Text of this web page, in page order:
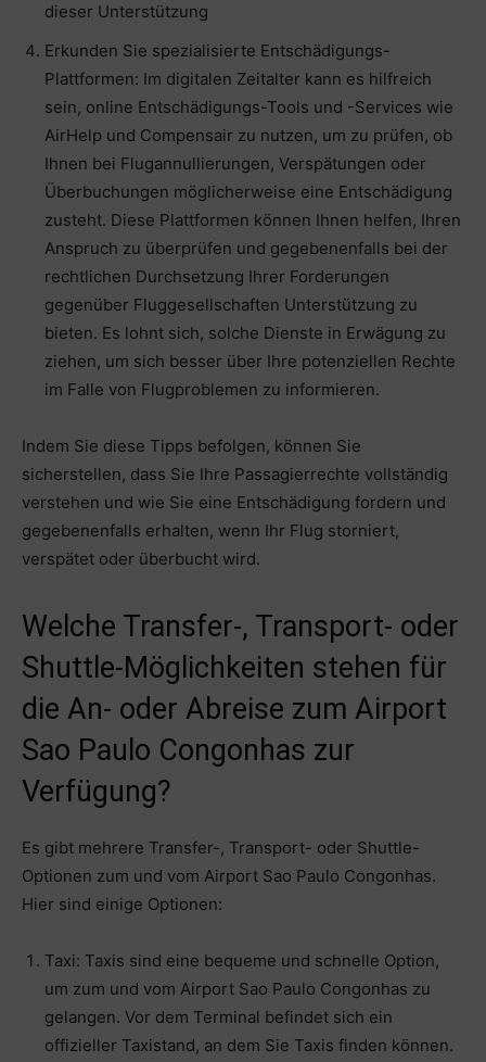
dieser Unterstützung
Erkunden Sie spezialisierte Entschädigungs-
Plattformen: Im digitalen Zeitalter kann es hilfreich
sein, online Entschädigungs-Tools und -Services wie
AirHelp und Compensair zu nutzen, um zu prüfen, ob
Ihnen bei Flugannullierungen, Verspätungen oder
Überbuchungen möglicherweise eine Entschädigung
zusteht. Diese Plattformen können Ihnen helfen, Ihren
Anspruch zu überprüfen und gegebenenfalls bei der
rechtlichen Durchsetzung Ihrer Forderungen
gegenüber Fluggesellschaften Unterstützung zu
bieten. Es lohnt sich, solche Dienste in Erwägung zu
ziehen, um sich besser über Ihre potenziellen Rechte
im Falle von Flugproblemen zu informieren.
Indem Sie diese Tipps befolgen, können Sie
sicherstellen, dass Sie Ihre Passagierrechte vollständig
verstehen und wie Sie eine Entschädigung fordern und
gegebenenfalls erhalten, wenn Ihr Flug storniert,
verspätet oder überbucht wird.
Welche Transfer-, Transport- oder
Shuttle-Möglichkeiten stehen für
die An- oder Abreise zum Airport
Sao Paulo Congonhas zur
Verfügung?
Es gibt mehrere Transfer-, Transport- oder Shuttle-
Optionen zum und vom Airport Sao Paulo Congonhas.
Hier sind einige Optionen:
Taxi: Taxis sind eine bequeme und schnelle Option,
um zum und vom Airport Sao Paulo Congonhas zu
gelangen. Vor dem Terminal befindet sich ein
offizieller Taxistand, an dem Sie Taxis finden können.